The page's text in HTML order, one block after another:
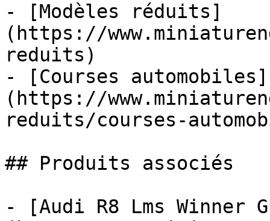
- [Modèles réduits]
(https://
reduits)
- [Courses automobiles]
(https://
reduits/courses-
## Produits associés
- [Audi R8 Lms Winner